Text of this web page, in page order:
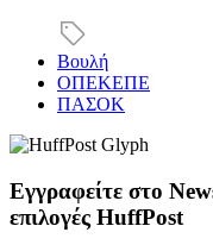
Βουλή
ΟΠΕΚΕΠΕ
ΠΑΣΟΚ
Εγγραφείτε στο
επιλογές HuffPost